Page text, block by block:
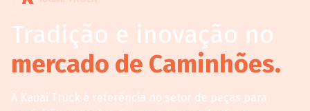
Tradição e inovação no
mercado de Caminhões.
A Kauai Truck é referência no setor de peças para